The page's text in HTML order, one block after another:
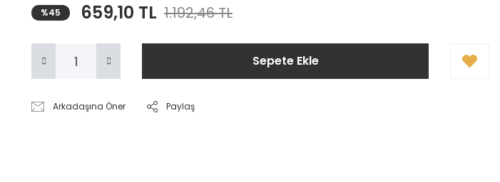
%45 659,10 TL 1.192,46 TL
Sepete Ekle
Arkadaşına Öner Paylaş